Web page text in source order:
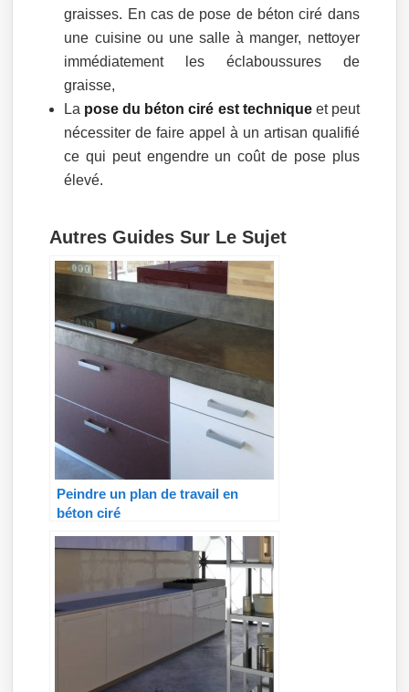
graisses. En cas de pose de béton ciré dans
une cuisine ou une salle à manger, nettoyer
immédiatement les éclaboussures de
graisse,
La pose du béton ciré est techniqueet peut
nécessiter de faire appel à un artisan qualifié
ce qui peut engendre un coût de pose plus
élevé.
Autres Guides Sur Le Sujet
Peindre un plan de travail en
béton ciré